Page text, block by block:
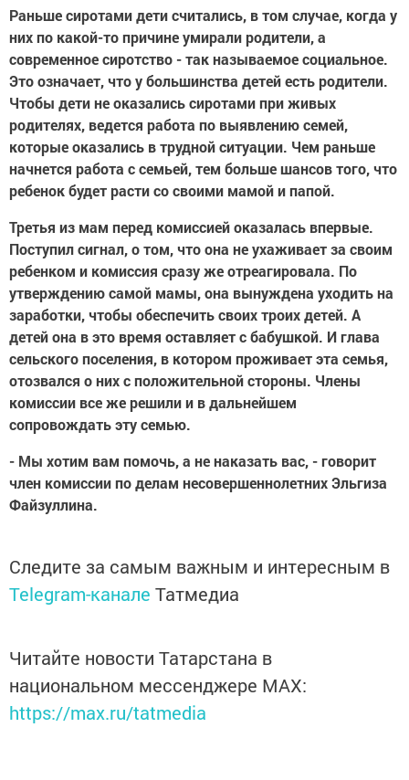
Раньше сиротами дети считались, в том случае, когда у
них по какой-то причине умирали родители, а
современное сиротство - так называемое социальное.
Это означает, что у большинства детей есть родители.
Чтобы дети не оказались сиротами при живых
родителях, ведется работа по выявлению семей,
которые оказались в трудной ситуации. Чем раньше
начнется работа с семьей, тем больше шансов того, что
ребенок будет расти со своими мамой и папой.
Третья из мам перед комиссией оказалась впервые.
Поступил сигнал, о том, что она не ухаживает за своим
ребенком и комиссия сразу же отреагировала. По
утверждению самой мамы, она вынуждена уходить на
заработки, чтобы обеспечить своих троих детей. А
детей она в это время оставляет с бабушкой. И глава
сельского поселения, в котором проживает эта семья,
отозвался о них с положительной стороны. Члены
комиссии все же решили и в дальнейшем
сопровождать эту семью.
- Мы хотим вам помочь, а не наказать вас, - говорит
член комиссии по делам несовершеннолетних Эльгиза
Файзуллина.
Следите за самым важным и интересным в
Telegram-канале Татмедиа
Читайте новости Татарстана в
национальном мессенджере MАХ:
https://max.ru/tatmedia